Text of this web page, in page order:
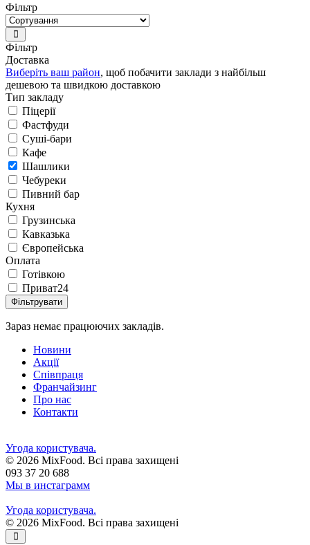
Фільтр
Фільтр
Доставка
Виберіть ваш район, щоб побачити заклади з найбільш
дешевою та швидкою доставкою
Тип закладу
Піцерії
Фастфуди
Суші-бари
Кафе
Шашлики
Чебуреки
Пивний бар
Кухня
Грузинська
Кавказька
Європейська
Оплата
Готівкою
Приват24
Фільтрувати
Зараз немає працюючих закладів.
Новини
Акції
Співпраця
Франчайзинг
Про нас
Контакти
Угода користувача.
© 2026 MixFood. Всі права захищені
093 37 20 688
Мы в инстаграмм
Угода користувача.
© 2026 MixFood. Всі права захищені